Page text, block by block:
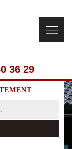
36 29